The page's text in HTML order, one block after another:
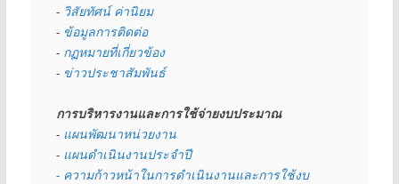
- วิสัยทัศน์ ค่านิยม
- ข้อมูลการติดต่อ
- กฏหมายที่เกี่ยวข้อง
- ข่าวประชาสัมพันธ์
การบริหารงานและการใช้จ่ายงบประมาณ
- แผนพัฒนาหน่วยงาน
- แผนดำเนินงานประจำปี
- ความก้าวหน้าในการดำเนินงานและการใช้งบ